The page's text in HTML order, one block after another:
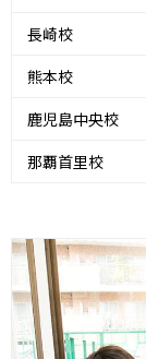
長崎校
熊本校
鹿児島中央校
那覇首里校